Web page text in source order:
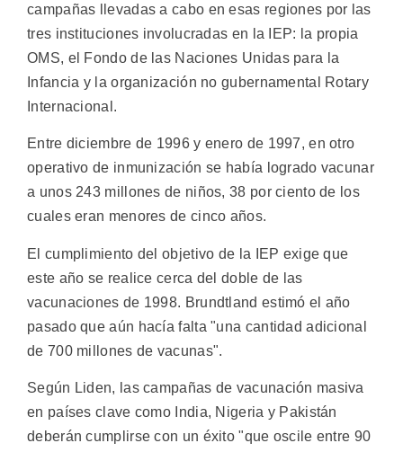
campañas llevadas a cabo en esas regiones por las
tres instituciones involucradas en la IEP: la propia
OMS, el Fondo de las Naciones Unidas para la
Infancia y la organización no gubernamental Rotary
Internacional.
Entre diciembre de 1996 y enero de 1997, en otro
operativo de inmunización se había logrado vacunar
a unos 243 millones de niños, 38 por ciento de los
cuales eran menores de cinco años.
El cumplimiento del objetivo de la IEP exige que
este año se realice cerca del doble de las
vacunaciones de 1998. Brundtland estimó el año
pasado que aún hacía falta "una cantidad adicional
de 700 millones de vacunas".
Según Liden, las campañas de vacunación masiva
en países clave como India, Nigeria y Pakistán
deberán cumplirse con un éxito "que oscile entre 90